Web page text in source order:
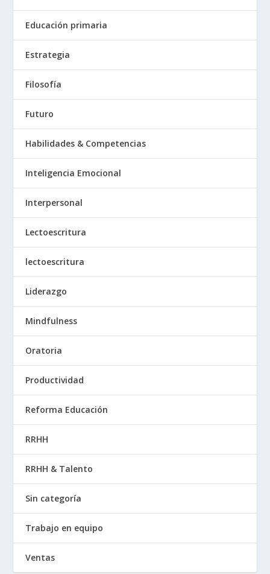
Educación primaria
Estrategia
Filosofía
Futuro
Habilidades & Competencias
Inteligencia Emocional
Interpersonal
Lectoescritura
lectoescritura
Liderazgo
Mindfulness
Oratoria
Productividad
Reforma Educación
RRHH
RRHH & Talento
Sin categoría
Trabajo en equipo
Ventas